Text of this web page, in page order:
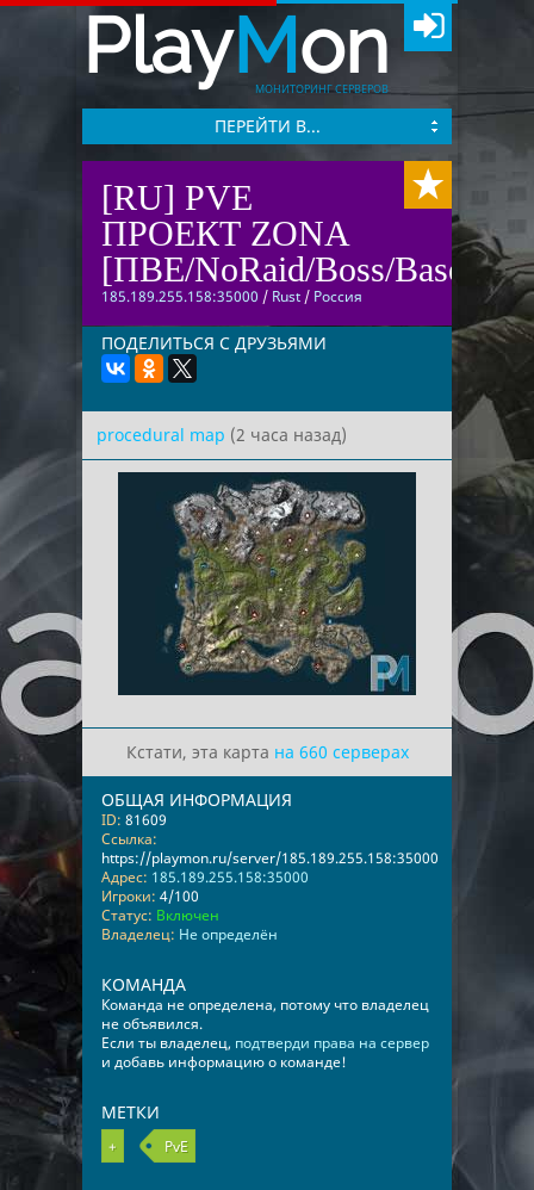
PlayMon
МОНИТОРИНГ СЕРВЕРОВ
ПЕРЕЙТИ В...
[RU] PVE
ПРОЕКТ ZONA
[ПВЕ/NoRaid/Boss/Base/
185.189.255.158:35000 / Rust / Россия
ПОДЕЛИТЬСЯ С ДРУЗЬЯМИ
procedural map (2 часа назад)
Кстати, эта карта на 660 серверах
ОБЩАЯ ИНФОРМАЦИЯ
ID: 81609
Ссылка:
https://playmon.ru/server/185.189.255.158:35000
Адрес: 185.189.255.158:35000
Игроки: 4/100
Статус: Включен
Владелец: Не определён
КОМАНДА
Команда не определена, потому что владелец
не объявился.
Если ты владелец, подтверди права на сервер
и добавь информацию о команде!
МЕТКИ
+ PvE